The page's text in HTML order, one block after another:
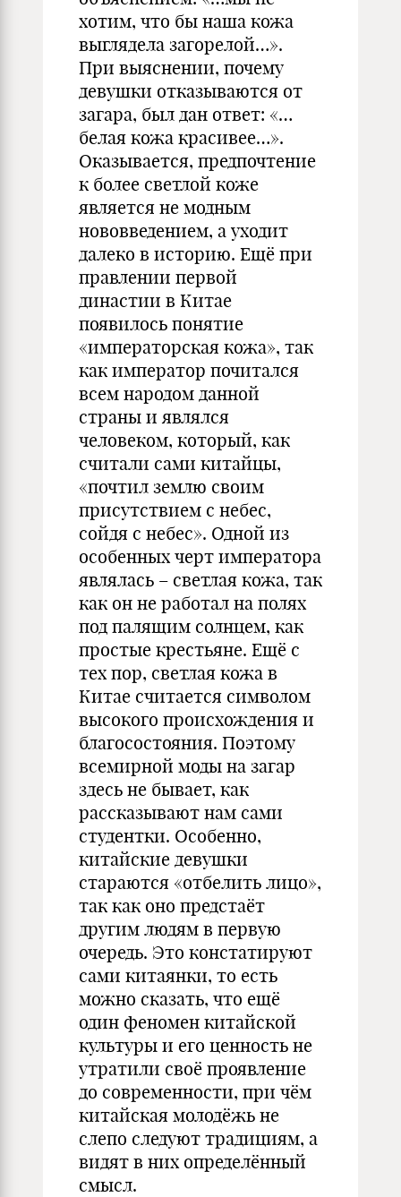
хотим, что бы наша кожа
выглядела загорелой…».
При выяснении, почему
девушки отказываются от
загара, был дан ответ: «…
белая кожа красивее…».
Оказывается, предпочтение
к более светлой коже
является не модным
нововведением, а уходит
далеко в историю. Ещё при
правлении первой
династии в Китае
появилось понятие
«императорская кожа», так
как император почитался
всем народом данной
страны и являлся
человеком, который, как
считали сами китайцы,
«почтил землю своим
присутствием с небес,
сойдя с небес». Одной из
особенных черт императора
являлась – светлая кожа, так
как он не работал на полях
под палящим солнцем, как
простые крестьяне. Ещё с
тех пор, светлая кожа в
Китае считается символом
высокого происхождения и
благосостояния. Поэтому
всемирной моды на загар
здесь не бывает, как
рассказывают нам сами
студентки. Особенно,
китайские девушки
стараются «отбелить лицо»,
так как оно предстаёт
другим людям в первую
очередь. Это констатируют
сами китаянки, то есть
можно сказать, что ещё
один феномен китайской
культуры и его ценность не
утратили своё проявление
до современности, при чём
китайская молодёжь не
слепо следуют традициям, а
видят в них определённый
смысл.